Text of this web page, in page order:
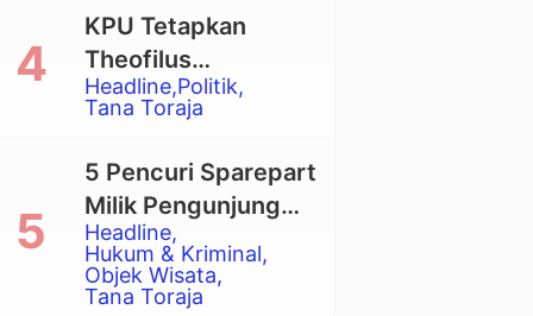
Eksekusi Rumah
Adat Tongkonan
Headline Politik
Tana Toraja
KPU Tetapkan
Theofilus
Allorerung dan
Zadrak Tombe
sebagai Bupati dan
Wakil Bupati Tana
Toraja Terpilih
Headline
Hukum & Kriminal
Objek Wisata
Tana Toraja
5 Pencuri Sparepart
Milik Pengunjung
Objek Wisata
Pango-Pango
Ditangkap Polisi